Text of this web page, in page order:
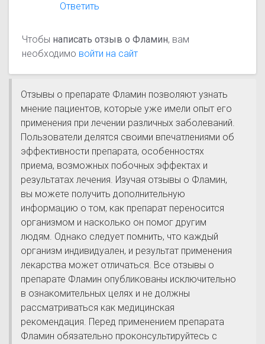
Ответить
Чтобы написать отзыв о Фламин, вам
необходимо войти на сайт
Отзывы о препарате Фламин позволяют узнать
мнение пациентов, которые уже имели опыт его
применения при лечении различных заболеваний.
Пользователи делятся своими впечатлениями об
эффективности препарата, особенностях
приема, возможных побочных эффектах и
результатах лечения. Изучая отзывы о Фламин,
вы можете получить дополнительную
информацию о том, как препарат переносится
организмом и насколько он помог другим
людям. Однако следует помнить, что каждый
организм индивидуален, и результат применения
лекарства может отличаться. Все отзывы о
препарате Фламин опубликованы исключительно
в ознакомительных целях и не должны
рассматриваться как медицинская
рекомендация. Перед применением препарата
Фламин обязательно проконсультируйтесь с